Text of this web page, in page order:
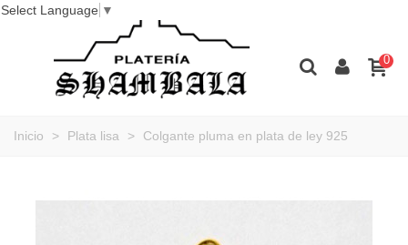
Select Language ▼
0
Inicio > Plata lisa > Colgante pluma en plata de ley 925